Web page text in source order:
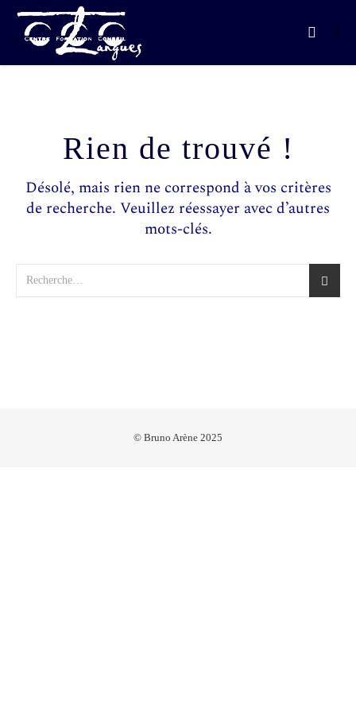
Rien de trouvé !
Désolé, mais rien ne correspond à vos critères
de recherche. Veuillez réessayer avec d’autres
mots-clés.
© Bruno Arène 2025